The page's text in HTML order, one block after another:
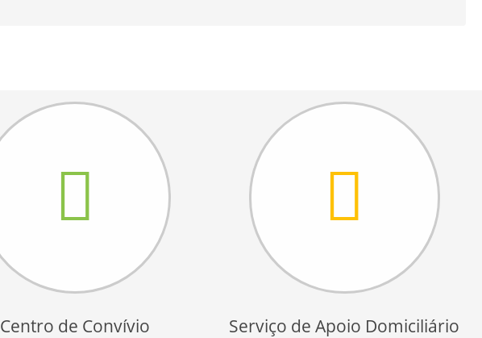
Centro de Convívio Serviço de Apoio Domiciliário